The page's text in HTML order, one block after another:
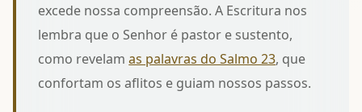
excede nossa compreensão. A Escritura nos
lembra que o Senhor é pastor e sustento,
como revelamas palavras do Salmo 23, que
confortam os aflitos e guiam nossos passos.